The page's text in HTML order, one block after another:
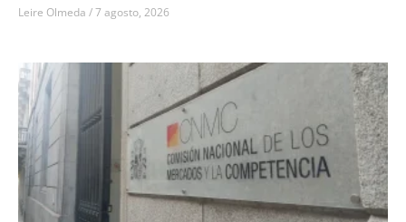
Leire Olmeda 7 agosto, 2026